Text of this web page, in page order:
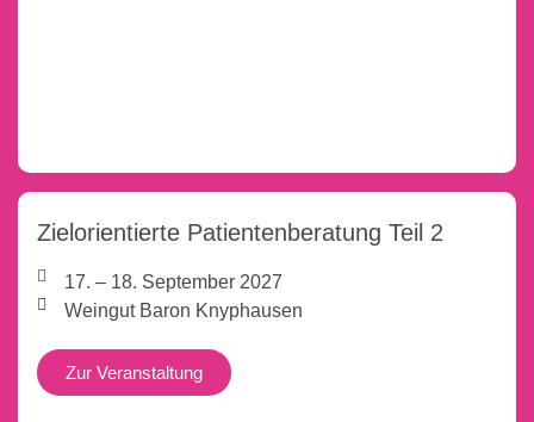
Zielorientierte Patientenberatung Teil 2
17. – 18. September 2027
Weingut Baron Knyphausen
Zur Veranstaltung